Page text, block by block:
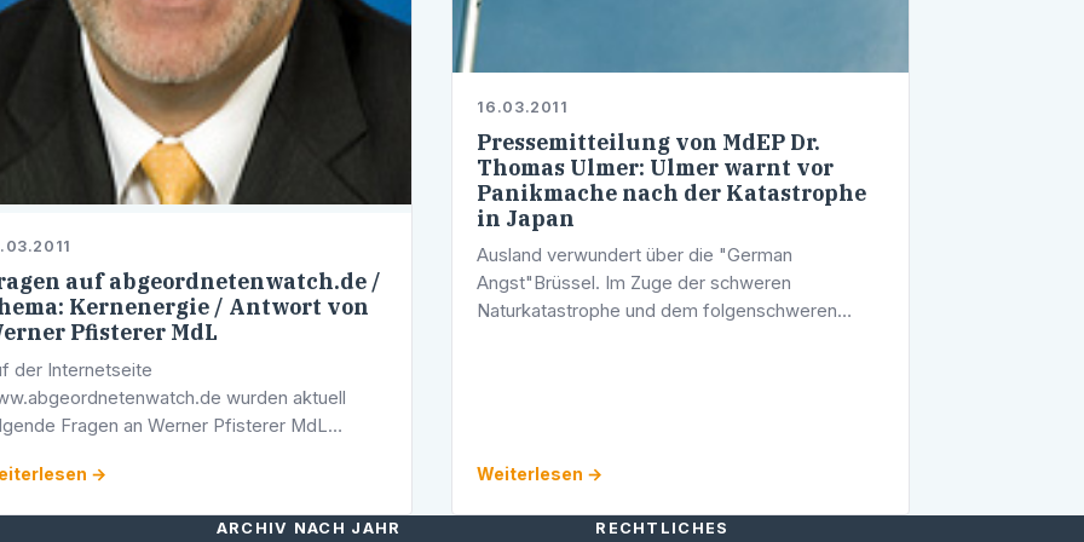
auf abgeordnetenwatch.de /
Kernenergie / Antwort von
Pfisterer MdL
der Internetseite
wurden aktuell
Fragen an Werner Pfisterer MdL
der sich momentan überschlagenden
in Japan und in …
→
16.03.2011
Pressemitteilung von MdEP Dr.
Thomas Ulmer: Ulmer warnt vor
Panikmache nach der Katastrophe
in Japan
Ausland verwundert über die "German
Angst"Brüssel. Im Zuge der schweren
Naturkatastrophe und dem folgenschweren
Weiterlesen →
ARCHIV NACH JAHR RECHTLICHES